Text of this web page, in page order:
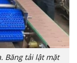
Băng tải lật mặt